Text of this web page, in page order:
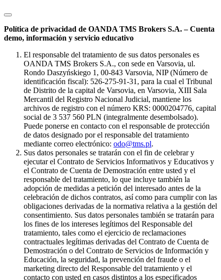
Política de privacidad de OANDA TMS Brokers S.A. – Cuenta
demo, información y servicio educativo
El responsable del tratamiento de sus datos personales es
OANDA TMS Brokers S.A., con sede en Varsovia, ul.
Rondo Daszyńskiego 1, 00-843 Varsovia, NIP (Número de
identificación fiscal): 526-275-91-31, para la cual el Tribunal
de Distrito de la capital de Varsovia, en Varsovia, XIII Sala
Mercantil del Registro Nacional Judicial, mantiene los
archivos de registro con el número KRS: 0000204776, capital
social de 3 537 560 PLN (integralmente desembolsado).
Puede ponerse en contacto con el responsable de protección
de datos designado por el responsable del tratamiento
mediante correo electrónico: odo@tms.pl.
Sus datos personales se tratarán con el fin de celebrar y
ejecutar el Contrato de Servicios Informativos y Educativos y
el Contrato de Cuenta de Demostración entre usted y el
responsable del tratamiento, lo que incluye también la
adopción de medidas a petición del interesado antes de la
celebración de dichos contratos, así como para cumplir con las
obligaciones derivadas de la normativa relativa a la gestión del
consentimiento. Sus datos personales también se tratarán para
los fines de los intereses legítimos del Responsable del
tratamiento, tales como el ejercicio de reclamaciones
contractuales legítimas derivadas del Contrato de Cuenta de
Demostración o del Contrato de Servicios de Información y
Educación, la seguridad, la prevención del fraude o el
marketing directo del Responsable del tratamiento y el
contacto con usted en casos distintos a los especificados